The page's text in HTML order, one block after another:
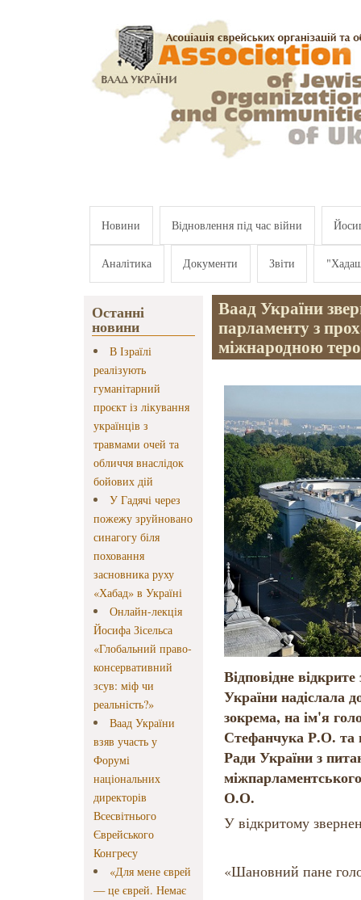
Новини Відновлення під час війни
Аналітика Документи Звіти
Останні
новини
В Ізраїлі
реалізують
гуманітарний
проєкт із лікування
українців з
травмами очей та
обличчя внаслідок
бойових дій
У Гадячі через
пожежу зруйновано
синагогу біля
поховання
засновника руху
«Хабад» в Україні
Онлайн-лекція
Йосифа Зісельса
«Глобальний право-
консервативний
зсув: міф чи
реальність?»
Ваад України
взяв участь у
Форумі
національних
директорів
Всесвітнього
Єврейського
Конгресу
«Для мене єврей
— це єврей. Немає
Ваад України
парламенту з
міжнародною
Відповідне
України надіслала
зокрема, на ім'я
Стефанчука Р.О. та
Ради України з
О.О.
У відкритому
«Шановний пане